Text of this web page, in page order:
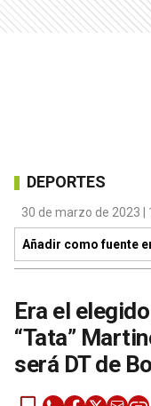
DEPORTES
30 de marzo de 2023 |
Añadir como fuente
Era el
“Tata”
será DT de